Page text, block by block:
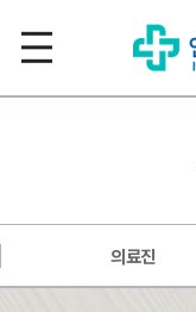
의료진